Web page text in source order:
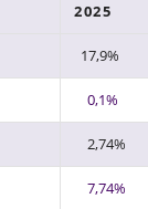
2025
17,9%
0,1%
2,74%
7,74%